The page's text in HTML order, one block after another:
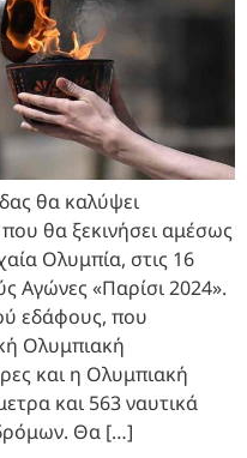
θα καλύψει
θα ξεκινήσει αμέσως
Ολυμπία, στις 16
Αγώνες «Παρίσι 2024».
εδάφους, που
Ολυμπιακή
και η Ολυμπιακή
και 563 ναυτικά
Θα […]